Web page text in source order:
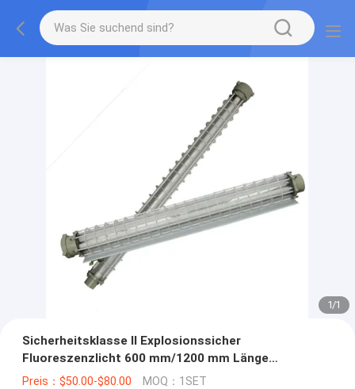
1/1
Sicherheitsklasse II Explosionssicher
Fluoreszenzlicht 600 mm/1200 mm Länge
Korrosionsbeständig 1/2/3 Rohrkabel
Preis：$50.00-$80.00 MOQ：1SET